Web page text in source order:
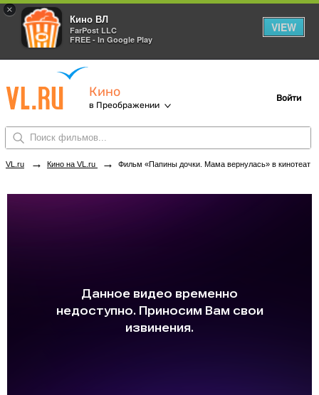
×
Кино ВЛ
FarPost LLC
FREE - In Google Play
VIEW
Кино
в Преображении
Войти
VL.ru → Кино на VL.ru → Фильм «Папины дочки. Мама вернулась» в кинотеатрах Преображения. Купить билеты!